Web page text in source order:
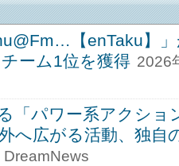
【enTaku】
ーム1位を獲得 2026
「パワー系アクシ
へ広がる活動、独自